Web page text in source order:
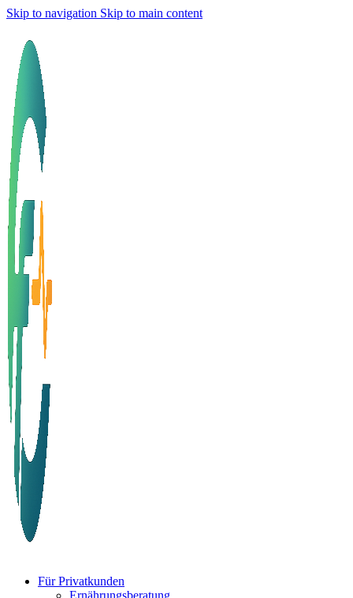
Skip to navigation Skip to main content
Für Privatkunden
Ernährungsberatung